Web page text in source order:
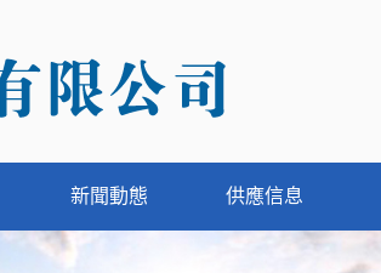
新聞動態 供應信息